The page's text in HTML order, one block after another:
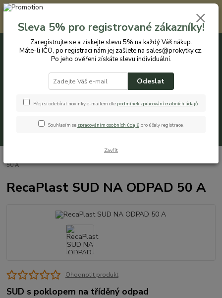
Registrovaným zákazníkům nabízíme slevu 5% na každý nákup. Máte-li
IČO, po registraci nám jej zašlete na sales@prokytky.cz. Po jeho ověření
získáte slevu individuální. Přejít na registraci →
CZK
+420 774 544 973 0ks
50 A
RecaPlast SUD NA ODPAD 50 A
Ohodnotit produkt
SUD s poklopem na tříděný odpad
Sleva 5% pro registrované zákazníky!
Zaregistrujte se a získejte slevu 5% na každý Váš nákup.
Máte-li IČO, po registraci nám jej zašlete na sales@prokytky.cz.
Po jeho ověření získáte slevu individuální.
Odeslat
Přeji si odebírat novinky e-mailem dle podmínek zpracování osobních údajů.
Souhlasím se zpracováním osobních údajů pro účely registrace.
Zavřít